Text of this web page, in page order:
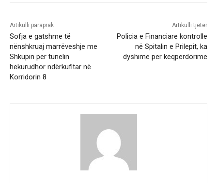
Artikulli paraprak
Sofja e gatshme të
nënshkruaj marrëveshje me
Shkupin për tunelin
hekurudhor ndërkufitar në
Korridorin 8
Artikulli tjetër
Policia e Financiare kontrolle
në Spitalin e Prilepit, ka
dyshime për keqpërdorime